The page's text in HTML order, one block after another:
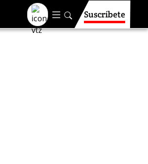
Suscríbete